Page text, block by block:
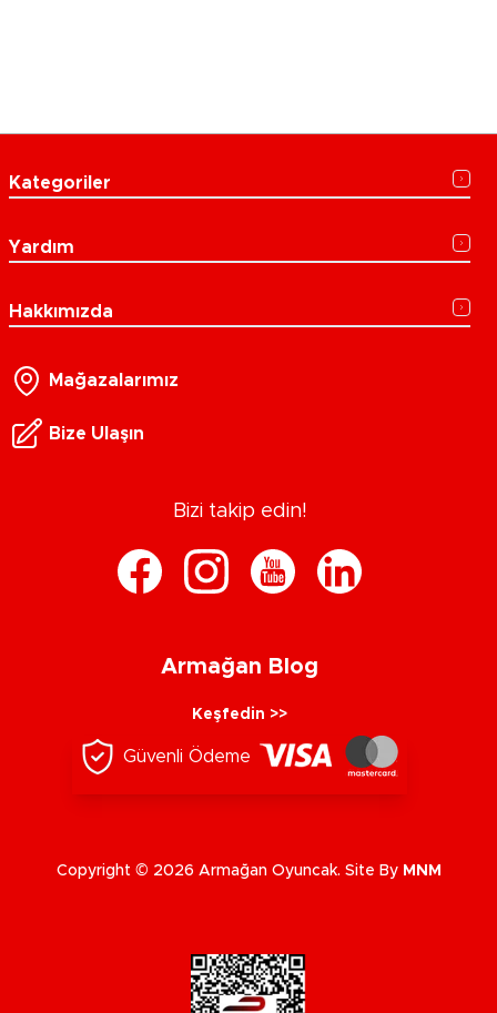
Kategoriler
Yardım
Hakkımızda
Mağazalarımız
Bize Ulaşın
Bizi takip edin!
Armağan Blog
Keşfedin >>
Güvenli Ödeme
Copyright © 2026 Armağan Oyuncak. Site By MNM